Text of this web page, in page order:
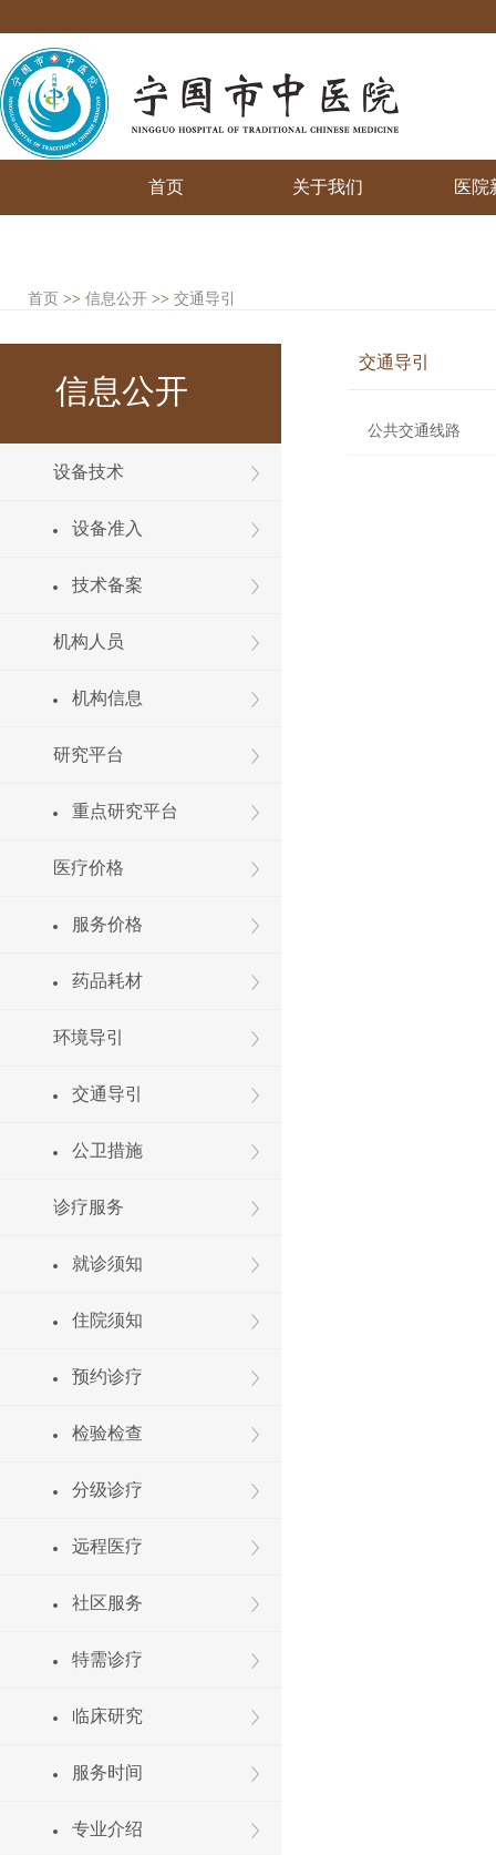
首页 关于我们 医院
首页 >> 信息公开 >> 交通导引
信息公开
设备技术
设备准入
技术备案
机构人员
机构信息
研究平台
重点研究平台
医疗价格
服务价格
药品耗材
环境导引
交通导引
公卫措施
诊疗服务
就诊须知
住院须知
预约诊疗
检验检查
分级诊疗
远程医疗
社区服务
特需诊疗
临床研究
服务时间
专业介绍
交通导引
公共交通线路